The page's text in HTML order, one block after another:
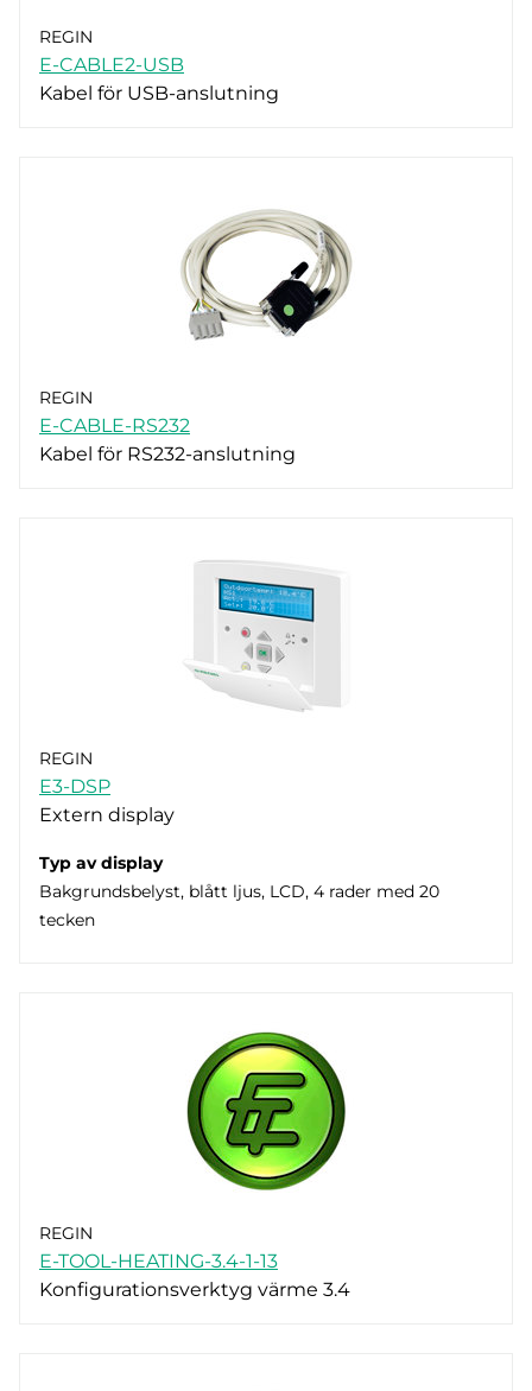
REGIN
E-CABLE2-USB
Kabel för USB-anslutning
REGIN
E-CABLE-RS232
Kabel för RS232-anslutning
REGIN
E3-DSP
Extern display
Typ av display
Bakgrundsbelyst, blått ljus, LCD, 4 rader med 20
tecken
REGIN
E-TOOL-HEATING-3.4-1-13
Konfigurationsverktyg värme 3.4